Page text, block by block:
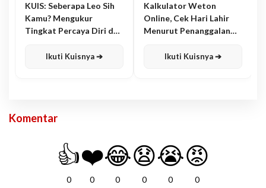
KUIS: Seberapa Leo Sih
Kamu? Mengukur
Tingkat Percaya Diri dan
Ikuti Kuisnya ➔
Kalkulator Weton
Online, Cek Hari Lahir
Menurut Penanggalan
Ikuti Kuisnya ➔
Komentar
👍
0
❤️
0
😂
0
😧
0
😭
0
😡
0